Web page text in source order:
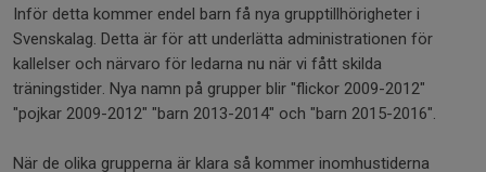
Inför detta kommer endel barn få nya grupptillhörigheter i
Svenskalag. Detta är för att underlätta administrationen för
kallelser och närvaro för ledarna nu när vi fått skilda
träningstider. Nya namn på grupper blir "flickor 2009-2012"
"pojkar 2009-2012" "barn 2013-2014" och "barn 2015-2016".
När de olika grupperna är klara så kommer inomhustiderna